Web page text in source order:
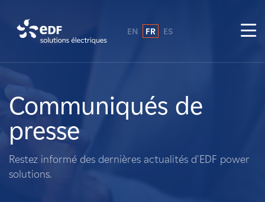
A propos de nous
Ce que nous faisons
Propriétaires fonciers
EN FR ES
Communiqués de
presse
Restez informé des dernières actualités d'EDF power
solutions.